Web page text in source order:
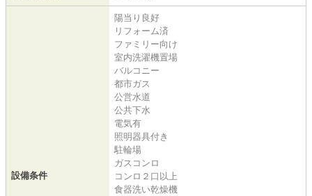
設備条件
陽当り良好
リフォーム済
ファミリー向け
室内洗濯機置場
バルコニー
都市ガス
公営水道
公共下水
電気有
照明器具付き
駐輪場
ガスコンロ
コンロ２口以上
食器洗い乾燥機